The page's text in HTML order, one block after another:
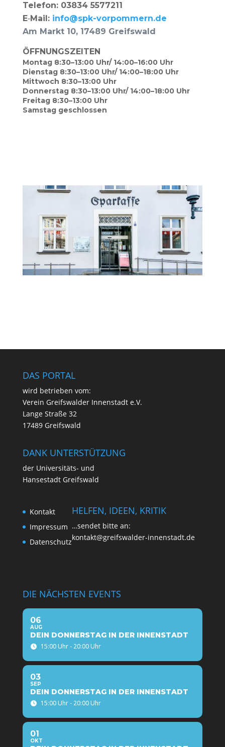
Tele­fon: 03834 5577211
E‑Mail: info@spk-vorpommern.de
Am Markt 10, 17489 Greifswald
ÖFFNUNGSZEITEN
Mon­tag 8:30–13:00 Uhr/ 14:00–16:00 Uhr
Diens­tag 8:30–13:00 Uhr/ 14:00–18:00 Uhr
Mitt­woch 8:30–13:00 Uhr
Don­ners­tag 8:30–13:00 Uhr/ 14:00–18:00 Uhr
Frei­tag 8:30–13:00 Uhr
Sams­tag geschlossen
DAS PORTAL
wird betrie­ben vom:
Ver­ein Greifs­wal­der Innen­stadt e.V.
Lan­ge Stra­ße 32
17489 Greifswald
DANK UNTERSTÜTZUNG
der Uni­ver­si­täts- und
Han­se­stadt Greifswald
Kon­takt
Impres­sum
Daten­schutz
HELFEN, IDEEN, KRITIK
…sen­det bit­te an:
kontakt@greifswalder-innenstadt.de
DIE NÄCHSTEN EVENTS
06
AUG
DEIN DONNERSTAG IN DER INNENSTADT
15:00 Uhr - 20:00 Uhr
03
SEP
DEIN DONNERSTAG IN DER INNENSTADT
15:00 Uhr - 20:00 Uhr
01
OKT